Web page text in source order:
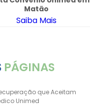
Matão
Saiba Mais
PÁGINAS
que Aceitam
Unimed